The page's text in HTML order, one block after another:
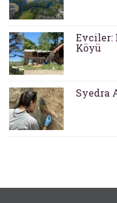
Evciler:
Köyü
Syedra